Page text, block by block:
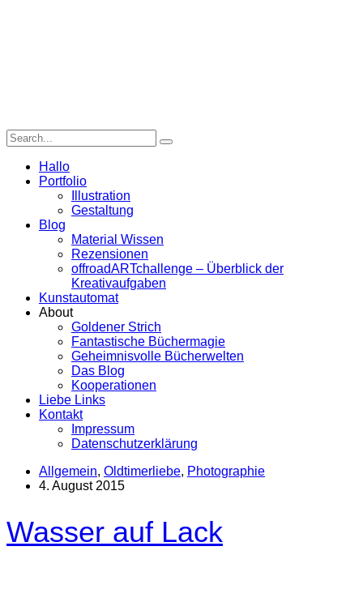
Hallo
Portfolio
Illustration
Gestaltung
Blog
Material Wissen
Rezensionen
offroadARTchallenge – Überblick der
Kreativaufgaben
Kunstautomat
About
Goldener Strich
Fantastische Büchermagie
Geheimnisvolle Bücherwelten
Das Blog
Kooperationen
Liebe Links
Kontakt
Impressum
Datenschutzerklärung
Allgemein, Oldtimerliebe, Photographie
4. August 2015
Wasser auf Lack